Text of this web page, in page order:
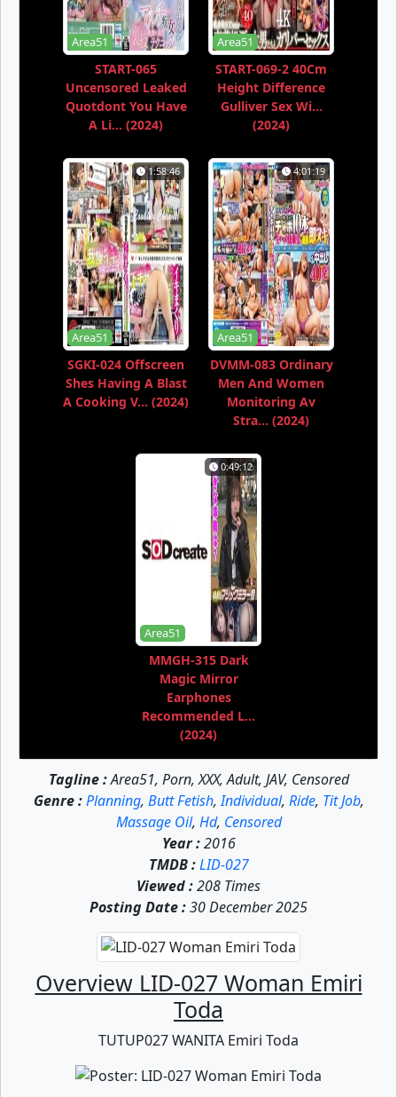
Area51
START-065
Uncensored Leaked
Quotdont You Have
A Li... (2024)
Area51
START-069-2 40Cm
Height Difference
Gulliver Sex Wi...
(2024)
1:58:46
Area51
SGKI-024 Offscreen
Shes Having A Blast
A Cooking V... (2024)
4:01:19
Area51
DVMM-083 Ordinary
Men And Women
Monitoring Av
Stra... (2024)
0:49:12
Area51
MMGH-315 Dark
Magic Mirror
Earphones
Recommended L...
(2024)
Tagline :Area51, Porn, XXX, Adult, JAV, Censored
Genre : Planning, Butt Fetish,Individual, Ride, Tit Job,
Massage Oil, Hd, Censored
Year :2016
TMDB : LID-027
Viewed :208 Times
Posting Date :30 December 2025
Overview LID-027 Woman Emiri
Toda
TUTUP027 WANITA Emiri Toda